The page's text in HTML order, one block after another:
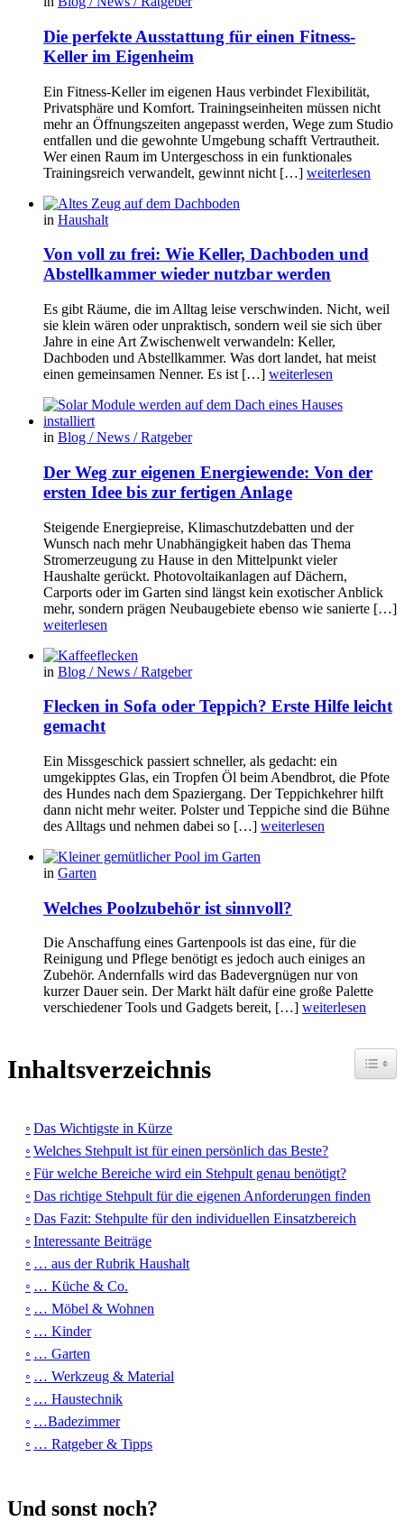
Die perfekte Ausstattung für einen Fitness-
Keller im Eigenheim
Ein Fitness-Keller im eigenen Haus verbindet Flexibilität,
Privatsphäre und Komfort. Trainingseinheiten müssen nicht
mehr an Öffnungszeiten angepasst werden, Wege zum Studio
entfallen und die gewohnte Umgebung schafft Vertrautheit.
Wer einen Raum im Untergeschoss in ein funktionales
Trainingsreich verwandelt, gewinnt nicht […] weiterlesen
in Haushalt
Von voll zu frei: Wie Keller, Dachboden und
Abstellkammer wieder nutzbar werden
Es gibt Räume, die im Alltag leise verschwinden. Nicht, weil
sie klein wären oder unpraktisch, sondern weil sie sich über
Jahre in eine Art Zwischenwelt verwandeln: Keller,
Dachboden und Abstellkammer. Was dort landet, hat meist
einen gemeinsamen Nenner. Es ist […] weiterlesen
in Blog / News / Ratgeber
Der Weg zur eigenen Energiewende: Von der
ersten Idee bis zur fertigen Anlage
Steigende Energiepreise, Klimaschutzdebatten und der
Wunsch nach mehr Unabhängigkeit haben das Thema
Stromerzeugung zu Hause in den Mittelpunkt vieler
Haushalte gerückt. Photovoltaikanlagen auf Dächern,
Carports oder im Garten sind längst kein exotischer Anblick
mehr, sondern prägen Neubaugebiete ebenso wie sanierte […]
weiterlesen
in Blog / News / Ratgeber
Flecken in Sofa oder Teppich? Erste Hilfe leicht
gemacht
Ein Missgeschick passiert schneller, als gedacht: ein
umgekipptes Glas, ein Tropfen Öl beim Abendbrot, die Pfote
des Hundes nach dem Spaziergang. Der Teppichkehrer hilft
dann nicht mehr weiter. Polster und Teppiche sind die Bühne
des Alltags und nehmen dabei so […] weiterlesen
in Garten
Welches Poolzubehör ist sinnvoll?
Die Anschaffung eines Gartenpools ist das eine, für die
Reinigung und Pflege benötigt es jedoch auch einiges an
Zubehör. Andernfalls wird das Badevergnügen nur von
kurzer Dauer sein. Der Markt hält dafür eine große Palette
verschiedener Tools und Gadgets bereit, […] weiterlesen
Inhaltsverzeichnis
Das Wichtigste in Kürze
Welches Stehpult ist für einen persönlich das Beste?
Für welche Bereiche wird ein Stehpult genau benötigt?
Das richtige Stehpult für die eigenen Anforderungen finden
Das Fazit: Stehpulte für den individuellen Einsatzbereich
Interessante Beiträge
… aus der Rubrik Haushalt
… Küche & Co.
… Möbel & Wohnen
… Kinder
… Garten
… Werkzeug & Material
… Haustechnik
…Badezimmer
… Ratgeber & Tipps
Und sonst noch?